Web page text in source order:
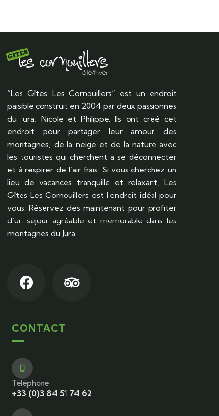
“Les Gîtes Les Cornouillers” est un endroit
paisible construit en 2004 par deux passionnés
du Jura, Nicole et Philippe. Ils ont créé cet
endroit pour partager leur amour des
montagnes, de la neige et de la nature avec
les touristes qui cherchent à se déconnecter
et à respirer de l’air frais. Si vous cherchez un
lieu de vacances tranquille et relaxant, Les
Gîtes Les Cornouillers est l’endroit idéal pour
vous. Réservez dès maintenant pour profiter
d’un séjour agréable et mémorable dans les
montagnes du Jura.
CONTACT
Téléphone
+33 (0)3 84 51 74 62